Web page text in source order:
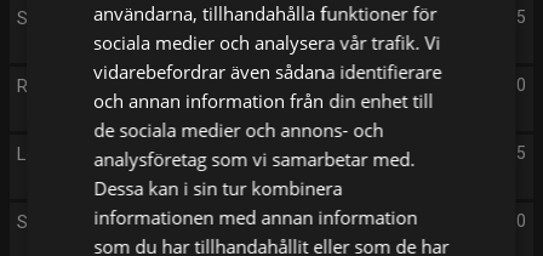
19:25
Svenska designklassiker
19:30
Rapport
19:55
Lokala nyheter
20:00
Seniorsurfarna
användarna, tillhandahålla funktioner för
sociala medier och analysera vår trafik. Vi
vidarebefordrar även sådana identifierare
och annan information från din enhet till
de sociala medier och annons- och
analysföretag som vi samarbetar med.
Dessa kan i sin tur kombinera
informationen med annan information
som du har tillhandahållit eller som de har